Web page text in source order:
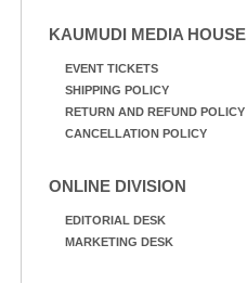
KAUMUDI MEDIA HOUSE
EVENT TICKETS
SHIPPING POLICY
RETURN AND REFUND POLICY
CANCELLATION POLICY
ONLINE DIVISION
EDITORIAL DESK
MARKETING DESK